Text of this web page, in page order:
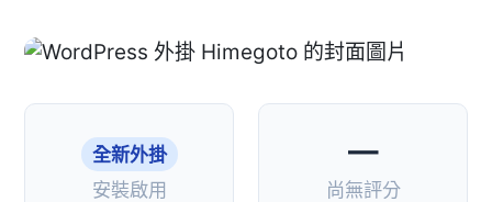
全新外掛
安裝啟用
—
尚無評分